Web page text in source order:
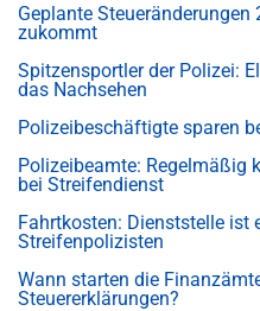
Geplante
zukommt
Spitzensportler der Polizei:
das Nachsehen
Polizeibeschäftigte sparen
Polizeibeamte: Regelmäßig
bei Streifendienst
Fahrtkosten: Dienststelle ist
Streifenpolizisten
Wann starten die
Steuererklärungen?